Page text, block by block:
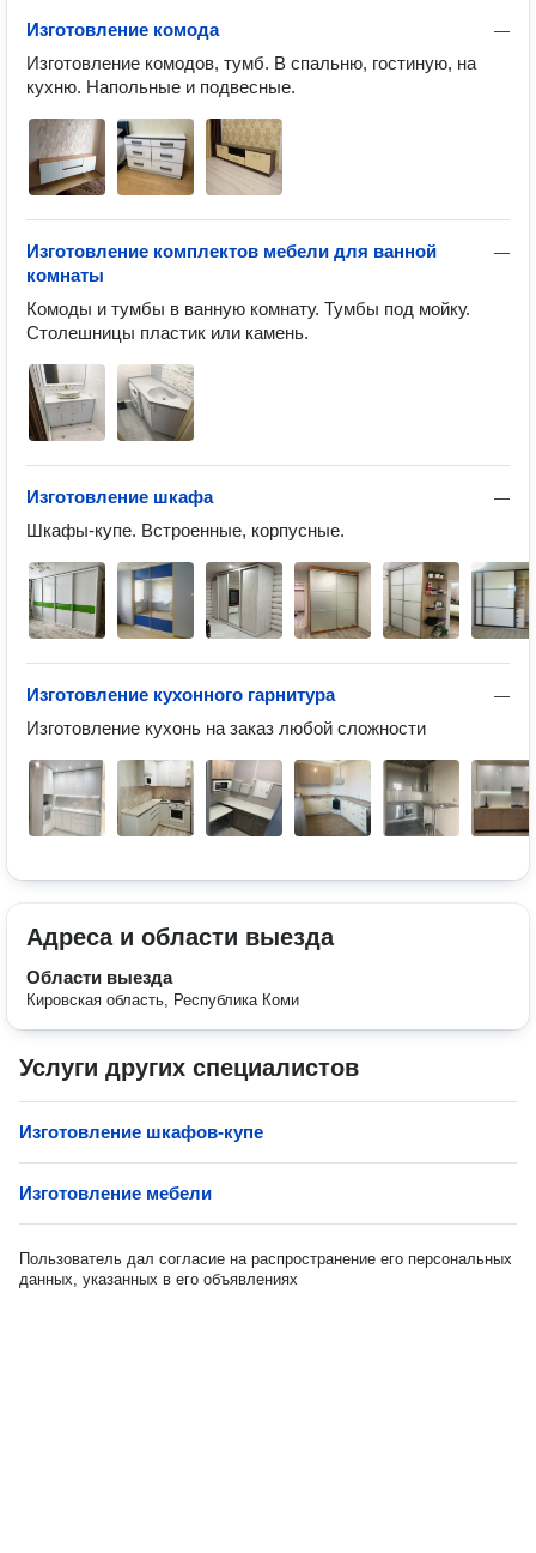
—
Изготовление комода
Изготовление комодов, тумб. В спальню, гостиную, на
кухню. Напольные и подвесные.
—
Изготовление комплектов мебели для ванной
комнаты
Комоды и тумбы в ванную комнату. Тумбы под мойку.
Столешницы пластик или камень.
—
Изготовление шкафа
Шкафы-купе. Встроенные, корпусные.
—
Изготовление кухонного гарнитура
Изготовление кухонь на заказ любой сложности
Адреса и области выезда
Области выезда
Кировская область, Республика Коми
Услуги других специалистов
Изготовление шкафов-купе
Изготовление мебели
Пользователь дал согласие на распространение его персональных
данных, указанных в его объявлениях